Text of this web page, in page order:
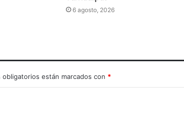
6 agosto, 2026
obligatorios están marcados con *